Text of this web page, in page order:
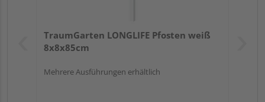
TraumGarten LONGLIFE Pfosten weiß
8x8x85cm
Mehrere Ausführungen erhältlich